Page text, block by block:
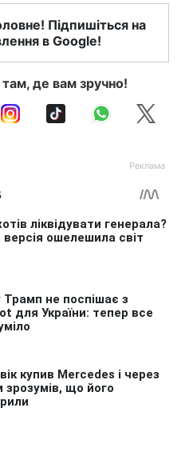
Підпишіться на
в Google!
де вам зручно!